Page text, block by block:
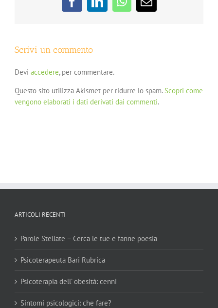
FacebookLinkedInWhatsApp
Email
Scrivi un commento
Devi accedere, per commentare.
Questo sito utilizza Akismet per ridurre lo spam. Scopri come
vengono elaborati i dati derivati dai commenti.
ARTICOLI RECENTI
Parole Stellate – Cerca le tue e fanne poesia
Psicoterapeuta Bari Rubrica
Psicoterapia dell’ obesità: cenni
Sintomi psicologici: che fare?